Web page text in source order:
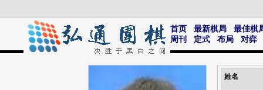
首页 最新棋局
最佳棋
周刊
定式 布局 对弈
姓名